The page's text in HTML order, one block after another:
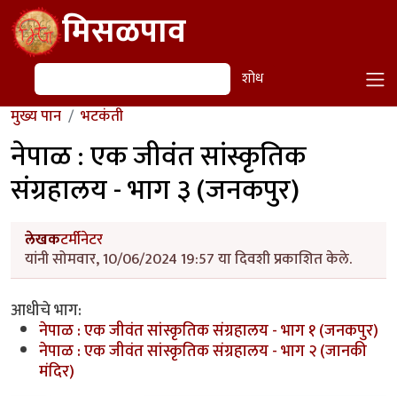
Skip to main contentमिसळपाव
शोध शोध
मुख्य पान भटकंती
नेपाळ : एक जीवंत सांस्कृतिक
संग्रहालय - भाग ३ (जनकपुर)
लेखकटर्मीनेटर
यांनी सोमवार, 10/06/2024 19:57 या दिवशी प्रकाशित केले.
आधीचे भाग:
नेपाळ : एक जीवंत सांस्कृतिक संग्रहालय - भाग १ (जनकपुर)
नेपाळ : एक जीवंत सांस्कृतिक संग्रहालय - भाग २ (जानकी
मंदिर)